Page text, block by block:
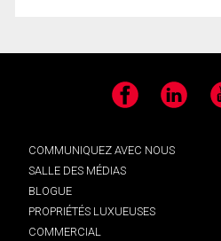
Facebook LinkedIn
COMMUNIQUEZ AVEC NOUS
SALLE DES MÉDIAS
BLOGUE
PROPRIÉTÉS LUXUEUSES
COMMERCIAL